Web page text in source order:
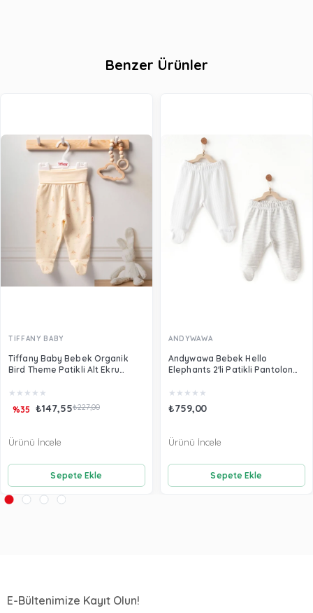
Benzer Ürünler
TİFFANY BABY
Tiffany Baby Bebek Organik
Bird Theme Patikli Alt Ekru
★ ★ ★ ★ ★
₺147,55₺227,00
%35
Sepete Ekle
Ürünü İncele
ANDYWAWA
Andywawa Bebek Hello
Elephants 2'li Patikli Pantolon
★ ★ ★ ★ ★
₺759,00
Sepete Ekle
Ürünü İncele
E-Bültenimize Kayıt Olun!